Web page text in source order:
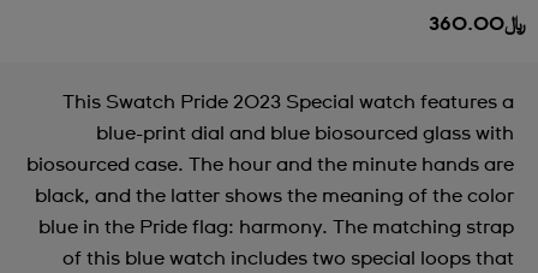
﷼360.00
This Swatch Pride 2023 Special watch features a
blue-print dial and blue biosourced glass with
biosourced case. The hour and the minute hands are
black, and the latter shows the meaning of the color
blue in the Pride flag: harmony. The matching strap
of this blue watch includes two special loops that